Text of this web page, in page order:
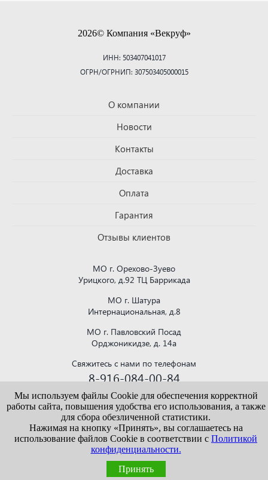
2026© Компания «Векруф»
ИНН: 503407041017
ОГРН/ОГРНИП: 307503405000015
О компании
Новости
Контакты
Доставка
Оплата
Гарантия
Отзывы клиентов
МО г. Орехово-Зуево
Урицкого, д.92 ТЦ Баррикада
МО г. Шатура
Интернациональная, д.8
МО г. Павловский Посад
Орджоникидзе, д. 14а
Свяжитесь с нами по телефонам
8-916-084-00-84
или напишите на почту
krovlya150@mail.ru
Информация, представленная на сайте vekroof.ru, носит исключительно
ознакомительный характер и не является публичной офертой. Точные сведения о
ценах, условиях продажи и доставки уточняйте у наших менеджеров.
Пользовательское соглашение
Мы используем файлы Cookie для обеспечения корректной
работы сайта, повышения удобства его использования, а также
для сбора обезличенной статистики.
Нажимая на кнопку «Принять», вы соглашаетесь на
использование файлов Cookie в соответствии с Политикой
конфиденциальности.
Принять